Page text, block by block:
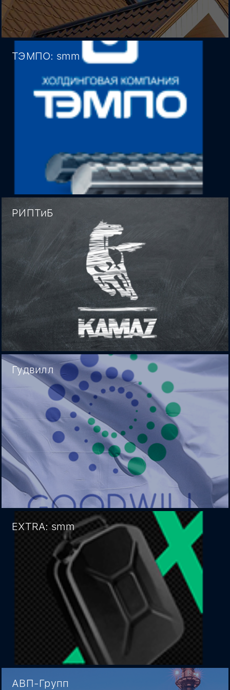
ТЭМПО: smm
РИПТиБ
Гудвилл
EXTRA: smm
АВП-Групп